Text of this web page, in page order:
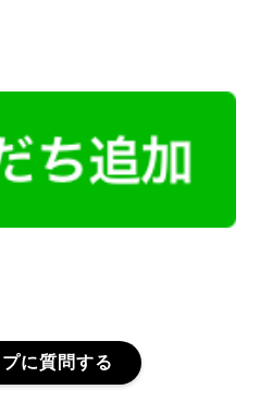
：鼡
謝です。 素敵なお品をあり
に質問する